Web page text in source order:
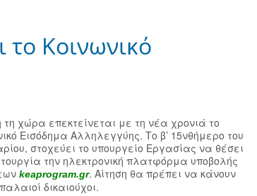
το Κοινωνικό
τη χώρα επεκτείνεται με τη νέα χρονιά το
Εισόδημα Αλληλεγγύης. Το β’ 15νθήμερο του
στοχεύει το υπουργείο Εργασίας να θέσει
την ηλεκτρονική πλατφόρμα υποβολής
keaprogram.gr. Αίτηση θα πρέπει να κάνουν
δικαιούχοι.